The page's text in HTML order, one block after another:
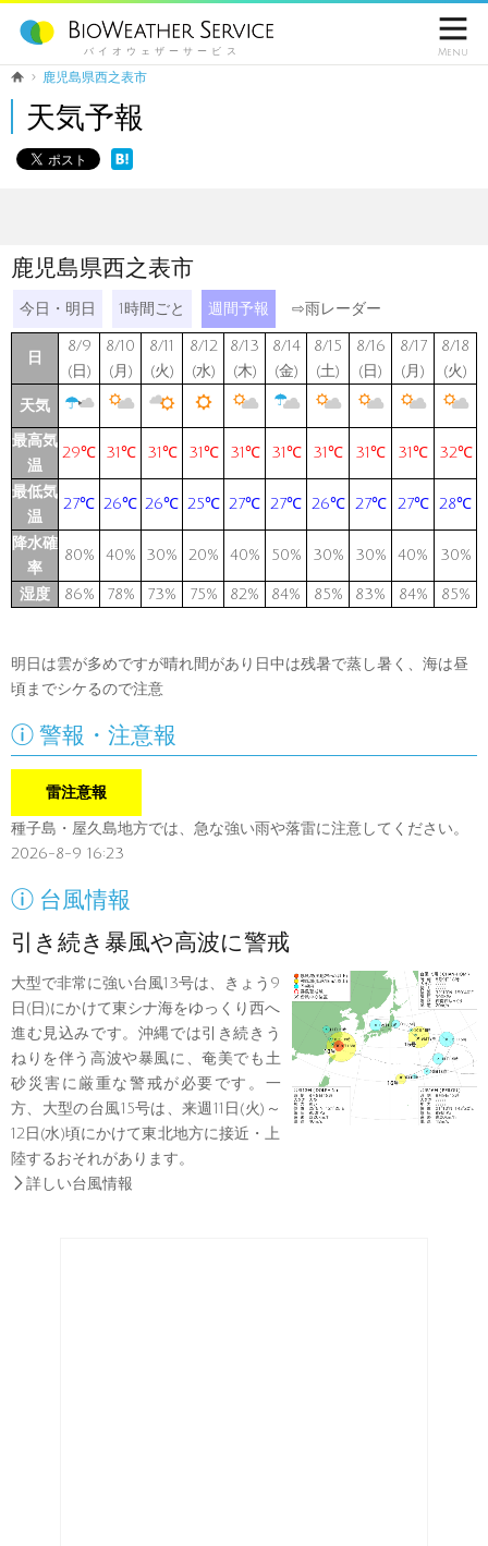
バイオウェザーサービス

Menu
鹿児島県西之表市
天気予報
鹿児島県西之表市
今日・明日 1時間ごと 週間予報 ⇨雨レーダー
日
8/9
(日)
8/10
(月)
8/11
(火)
8/12
(水)
8/13
(木)
8/14
(金)
8/15
(土)
8/16
(日)
8/17
(月)
8/18
(火)
天気
最高気
温
29℃ 31℃ 31℃ 31℃ 31℃ 31℃ 31℃ 31℃ 31℃ 32℃
最低気
温
27℃ 26℃ 26℃ 25℃ 27℃ 27℃ 26℃ 27℃ 27℃ 28℃
降水確
率
80% 40% 30% 20% 40% 50% 30% 30% 40% 30%
湿度 86% 78% 73% 75% 82% 84% 85% 83% 84% 85%
明日は雲が多めですが晴れ間があり日中は残暑で蒸し暑く、海は昼
頃までシケるので注意
 警報・注意報
雷注意報
種子島・屋久島地方では、急な強い雨や落雷に注意してください。
2026-8-9 16:23
 台風情報
引き続き暴風や高波に警戒
大型で非常に強い台風13号は、きょう9
日(日)にかけて東シナ海をゆっくり西へ
進む見込みです。沖縄では引き続きう
ねりを伴う高波や暴風に、奄美でも土
砂災害に厳重な警戒が必要です。一
方、大型の台風15号は、来週11日(火)～
12日(水)頃にかけて東北地方に接近・上
陸するおそれがあります。
 詳しい台風情報